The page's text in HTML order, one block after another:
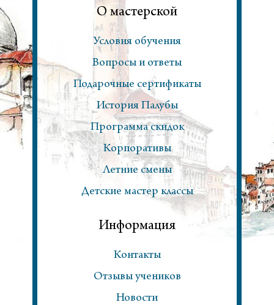
О мастерской
Условия обучения
Вопросы и ответы
Подарочные сертификаты
История Палубы
Программа скидок
Корпоративы
Летние смены
Детские мастер классы
Информация
Контакты
Отзывы учеников
Новости